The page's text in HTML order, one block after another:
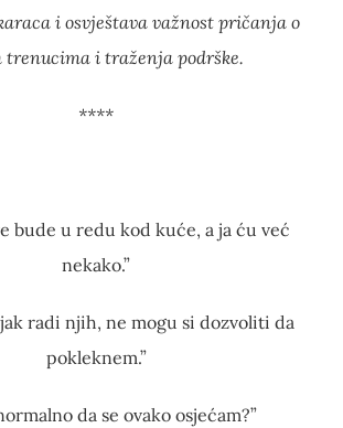
i osvještava važnost pričanja o
trenucima i traženja podrške.
****
bude u redu kod kuće, a ja ću već
nekako.”
radi njih, ne mogu si dozvoliti da
pokleknem.”
da se ovako osjećam?”